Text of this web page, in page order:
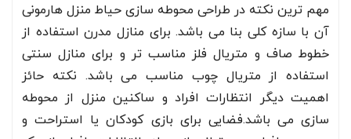
مهم ترین نکته در طراحی محوطه سازی حیاط منزل هارمونی
آن با سازه کلی بنا می باشد. برای منازل مدرن استفاده از
خطوط صاف و متریال فلز مناسب تر و برای منازل سنتی
استفاده از متریال چوب مناسب می باشد. نکته حائز
اهمیت دیگر انتظارات افراد و ساکنین منزل از محوطه
سازی می باشد.فضایی برای بازی کودکان یا استراحت و